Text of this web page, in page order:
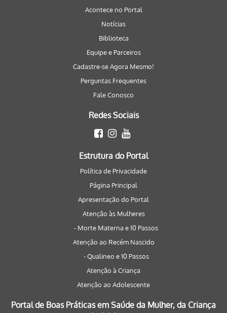
Acontece no Portal
Notícias
Biblioteca
Equipe e Parceiros
Cadastre-se Agora Mesmo!
Perguntas Frequentes
Fale Conosco
Redes Sociais
Estrutura do Portal
Política de Privacidade
Página Principal
Apresentação do Portal
Atenção às Mulheres
- Morte Materna e 10 Passos
Atenção ao Recém Nascido
- Qualineo e 10 Passos
Atenção à Criança
Atenção ao Adolescente
Portal de Boas Práticas em Saúde da Mulher, da Criança